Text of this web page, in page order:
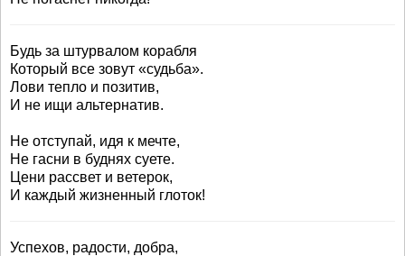
Будь за штурвалом корабля
Который все зовут «судьба».
Лови тепло и позитив,
И не ищи альтернатив.
Не отступай, идя к мечте,
Не гасни в буднях суете.
Цени рассвет и ветерок,
И каждый жизненный глоток!
Успехов, радости, добра,